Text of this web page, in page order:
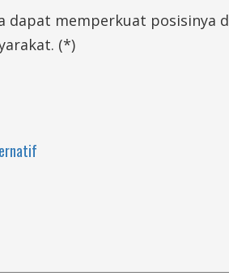
memperkuat posisinya
(*)